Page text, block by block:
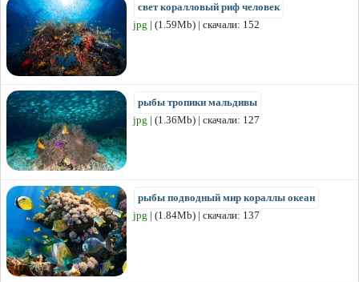
свет коралловый риф человек
jpg | (1.59Mb) | скачали: 152
рыбы тропики мальдивы
jpg | (1.36Mb) | скачали: 127
рыбы подводный мир кораллы океан
jpg | (1.84Mb) | скачали: 137